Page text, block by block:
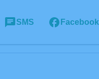
SMS Facebook